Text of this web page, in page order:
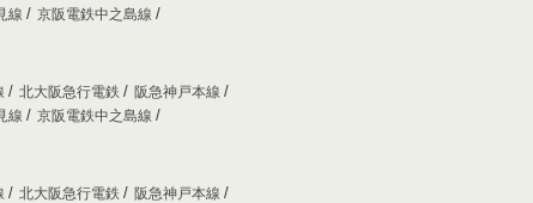
線
京阪電鉄中之島線
北大阪急行電鉄
阪急神戸本線
線
京阪電鉄中之島線
北大阪急行電鉄
阪急神戸本線